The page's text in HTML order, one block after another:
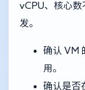
vCPU、核心
发。
确认 VM
用。
确认是否